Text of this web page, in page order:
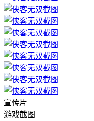
宣传片
游戏截图